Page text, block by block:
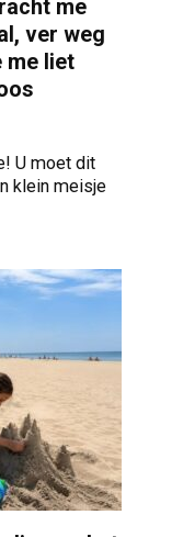
me
ver weg
me liet
U moet dit
klein meisje